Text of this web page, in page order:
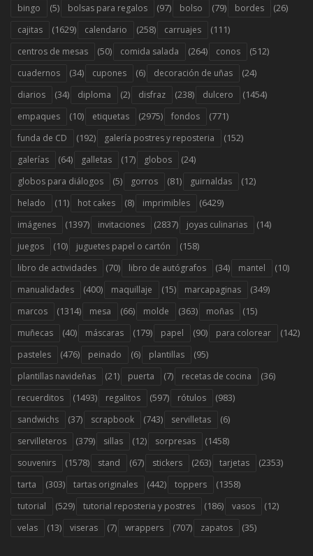
bingo (5) bolsas para regalos (97) bolso (79) bordes (26)
cajitas (1629) calendario (258) carruajes (111)
centros de mesas (50) comida salada (264) conos (512)
cuadernos (34) cupones (6) decoración de uñas (24)
diarios (34) diploma (2) disfraz (238) dulcero (1454)
empaques (10) etiquetas (2975) fondos (771)
funda de CD (192) galería postres y reposteria (152)
galerías (64) galletas (17) globos (24)
globos para diálogos (5) gorros (81) guirnaldas (12)
helado (11) hot cakes (8) imprimibles (6429)
imágenes (1397) invitaciones (2837) joyas culinarias (14)
juegos (10) juguetes papel o cartón (158)
libro de actividades (70) libro de autógrafos (34) mantel (10)
manualidades (400) maquillaje (15) marcapaginas (349)
marcos (1314) mesa (66) molde (363) moñas (15)
muñecas (40) máscaras (179) papel (90) para colorear (142)
pasteles (476) peinado (6) plantillas (95)
plantillas navideñas (21) puerta (7) recetas de cocina (36)
recuerditos (1493) regalitos (597) rótulos (983)
sandwichs (37) scrapbook (743) servilletas (6)
servilleteros (379) sillas (12) sorpresas (1458)
souvenirs (1578) stand (67) stickers (263) tarjetas (2353)
tarta (303) tartas originales (442) toppers (1358)
tutorial (529) tutorial reposteria y postres (186) vasos (12)
velas (13) viseras (7) wrappers (707) zapatos (35)